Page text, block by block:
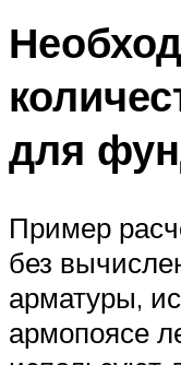
для
Пример
без
арматуры,
армопоясе